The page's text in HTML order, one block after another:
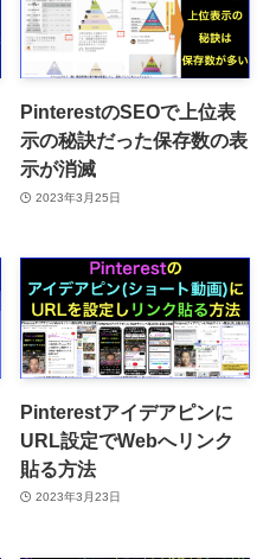
PinterestのSEOで上位表
示の秘訣だった保存数の表
示が消滅
2023年3月25日
Pinterestアイデアピンに
URL設定でWebへリンク
貼る方法
2023年3月23日